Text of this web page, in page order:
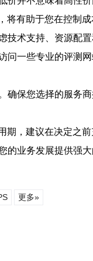
有助于您在控制成
技术支持、资源配
问一些专业的评测
保您选择的服务
，建议在决定之
的业务发展提供强
更多»